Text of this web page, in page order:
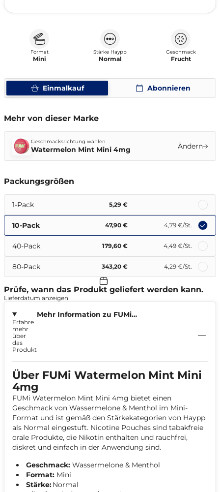
Einmalkauf Abonnieren
Format
Mini
Stärke Haypp
Normal
Geschmack
Frucht
Mehr von dieser Marke
Geschmacksrichtung wählen
Watermelon Mint Mini 4mg Ändern
Packungsgrößen
1-Pack 5,29 €
10-Pack 47,90 € 4,79 €/St.
40-Pack 179,60 € 4,49 €/St.
80-Pack 343,20 € 4,29 €/St.
Prüfe, wann das Produkt geliefert werden kann.
Lieferdatum anzeigen
Mehr Information zu FUMi
Erfahre
mehr
über
das
Produkt
Über FUMi Watermelon Mint Mini
4mg
FUMi Watermelon Mint Mini 4mg bietet einen
Geschmack von Wassermelone & Menthol im Mini-
Format und ist gemäß den Stärkekategorien von Haypp
als Normal eingestuft. Nicotine Pouches sind tabakfreie
orale Produkte, die Nikotin enthalten und rauchfrei,
diskret und einfach in der Anwendung sind.
Geschmack: Wassermelone & Menthol
Format: Mini
Stärke:Normal